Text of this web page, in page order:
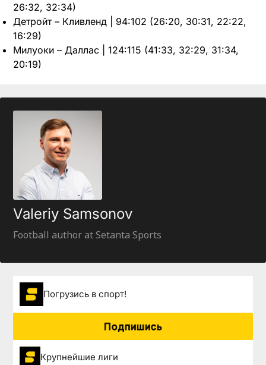
26:32, 32:34)
Детройт – Кливленд | 94:102 (26:20, 30:31, 22:22,
16:29)
Милуоки – Даллас | 124:115 (41:33, 32:29, 31:34,
20:19)
Valeriy Samsonov
Football author at Setanta Sports
Погрузиcь в спорт!
Подпишись
Крупнейшие лиги